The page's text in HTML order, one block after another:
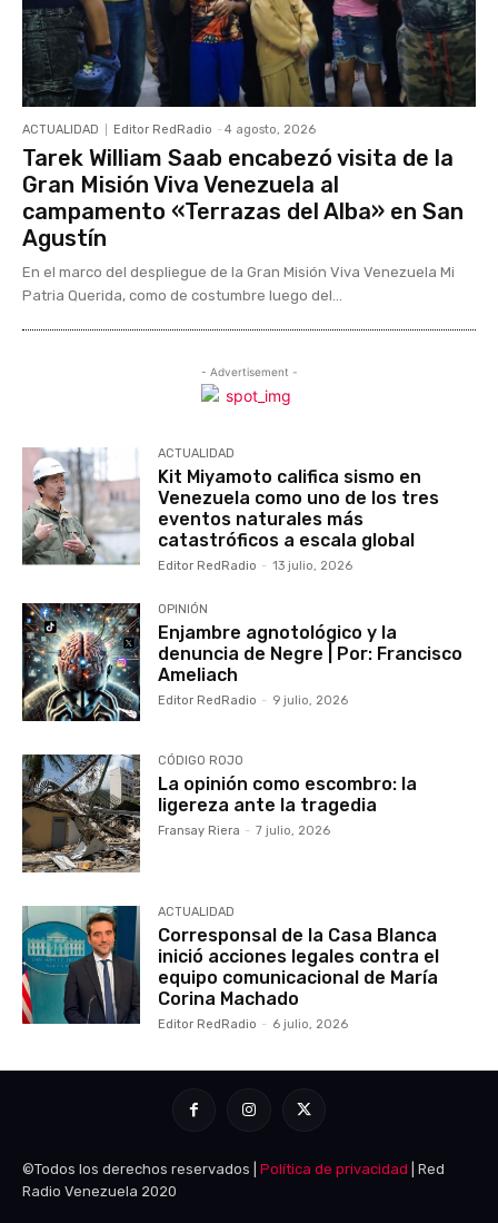
ACTUALIDAD Editor RedRadio - 4 agosto, 2026
Tarek William Saab encabezó visita de la
Gran Misión Viva Venezuela al
campamento «Terrazas del Alba» en San
Agustín
En el marco del despliegue de la Gran Misión Viva Venezuela Mi
Patria Querida, como de costumbre luego del...
- Advertisement -
ACTUALIDAD
Kit Miyamoto califica sismo en
Venezuela como uno de los tres
eventos naturales más
catastróficos a escala global
Editor RedRadio - 13 julio, 2026
OPINIÓN
Enjambre agnotológico y la
denuncia de Negre | Por: Francisco
Ameliach
Editor RedRadio - 9 julio, 2026
CÓDIGO ROJO
La opinión como escombro: la
ligereza ante la tragedia
Fransay Riera - 7 julio, 2026
ACTUALIDAD
Corresponsal de la Casa Blanca
inició acciones legales contra el
equipo comunicacional de María
Corina Machado
Editor RedRadio - 6 julio, 2026
©Todos los derechos reservados | Política de privacidad | Red
Radio Venezuela 2020